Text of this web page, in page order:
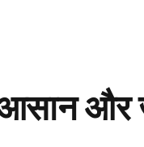
और